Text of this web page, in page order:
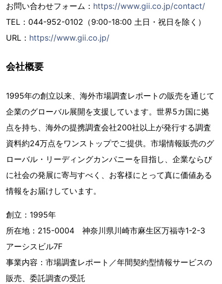
お問い合わせフォーム： https://www.gii.co.jp/contact/
TEL：044-952-0102（9:00-18:00 土日・祝日を除く）
URL： https://www.gii.co.jp/
会社概要
1995年の創立以来、海外市場調査レポートの販売を通じて
企業のグローバル展開を支援しています。世界5カ国に拠
点を持ち、海外の提携調査会社200社以上が発行する調査
資料約24万点をワンストップでご提供。市場情報販売のグ
ローバル・リーディングカンパニーを目指し、企業ならび
に社会の発展に寄与すべく、お客様にとって真に価値ある
情報をお届けしています。
創立：1995年
所在地：215-0004 神奈川県川崎市麻生区万福寺1-2-3
アーシスビル7F
事業内容：市場調査レポート／年間契約型情報サービスの
販売、委託調査の受託